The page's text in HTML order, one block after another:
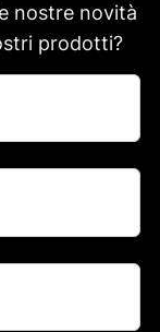
nostre novità
prodotti?